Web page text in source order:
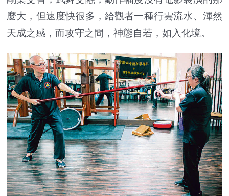
麼大，但速度快很多，給觀者一種行雲流水、渾然
天成之感，而攻守之間，神態自若，如入化境。